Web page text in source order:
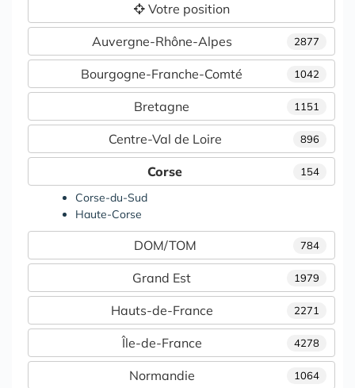
Votre position
2877
Auvergne-Rhône-Alpes
1042
Bourgogne-Franche-Comté
1151
Bretagne
896
Centre-Val de Loire
154
Corse
Corse-du-Sud
Haute-Corse
784
DOM/TOM
1979
Grand Est
2271
Hauts-de-France
4278
Île-de-France
1064
Normandie